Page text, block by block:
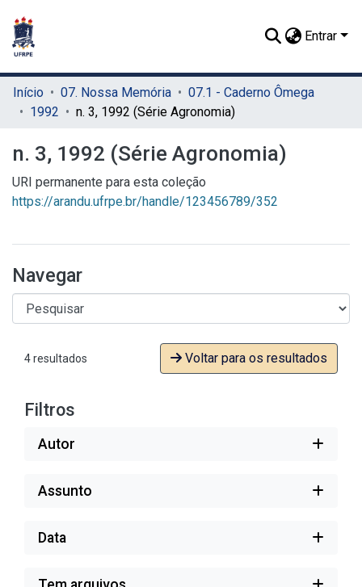
Entrar
Início 07. Nossa Memória
07.1 - Caderno Ômega
1992
n. 3, 1992 (Série Agronomia)
n. 3, 1992 (Série Agronomia)
URI permanente para esta coleção
https://arandu.ufrpe.br/handle/123456789/352
Navegar
4 resultados Voltar para os resultados
Filtros
Autor
Assunto
Data